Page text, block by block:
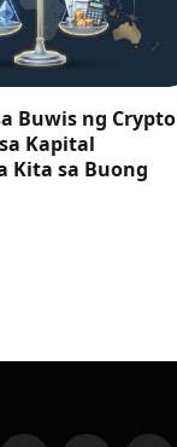
Buwis ng Crypto
Kapital
Kita sa Buong